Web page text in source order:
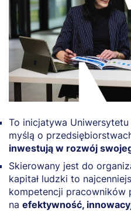
To inicjatywa
myślą o
inwestują w rozwój
Skierowany jest do
kapitał ludzki to
kompetencji pracowników
na efektywność,